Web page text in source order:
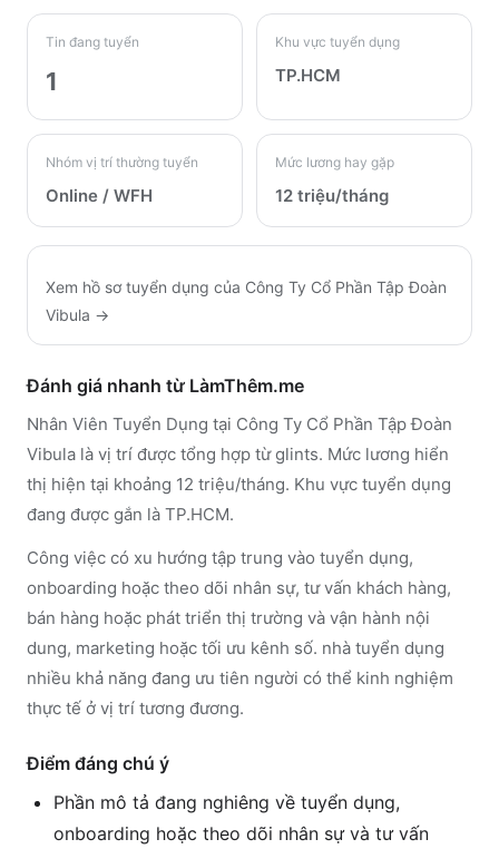
Tin đang tuyển
1
Khu vực tuyển dụng
TP.HCM
Nhóm vị trí thường tuyển
Online / WFH
Mức lương hay gặp
12 triệu/tháng
Xem hồ sơ tuyển dụng của Công Ty Cổ Phần Tập Đoàn
Vibula →
Đánh giá nhanh từ LàmThêm.me
Nhân Viên Tuyển Dụng tại Công Ty Cổ Phần Tập Đoàn
Vibula là vị trí được tổng hợp từ glints. Mức lương hiển
thị hiện tại khoảng 12 triệu/tháng. Khu vực tuyển dụng
đang được gắn là TP.HCM.
Công việc có xu hướng tập trung vào tuyển dụng,
onboarding hoặc theo dõi nhân sự, tư vấn khách hàng,
bán hàng hoặc phát triển thị trường và vận hành nội
dung, marketing hoặc tối ưu kênh số. nhà tuyển dụng
nhiều khả năng đang ưu tiên người có thể kinh nghiệm
thực tế ở vị trí tương đương.
Điểm đáng chú ý
Phần mô tả đang nghiêng về tuyển dụng,
onboarding hoặc theo dõi nhân sự và tư vấn